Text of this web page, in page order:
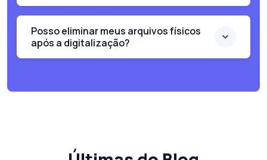
Posso eliminar meus arquivos físicos
após a digitalização?